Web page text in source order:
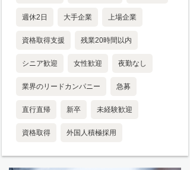
週休2日 大手企業 上場企業
資格取得支援 残業20時間以内
シニア歓迎 女性歓迎 夜勤なし
業界のリードカンパニー 急募
直行直帰 新卒 未経験歓迎
資格取得 外国人積極採用